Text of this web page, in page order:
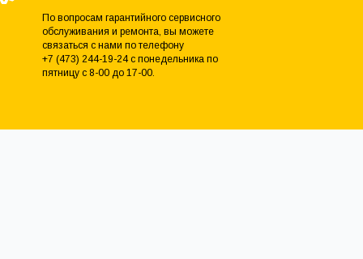
По вопросам гарантийного сервисного
обслуживания и ремонта, вы можете
связаться с нами по телефону
+7 (473) 244-19-24 с понедельника по
пятницу с 8-00 до 17-00.